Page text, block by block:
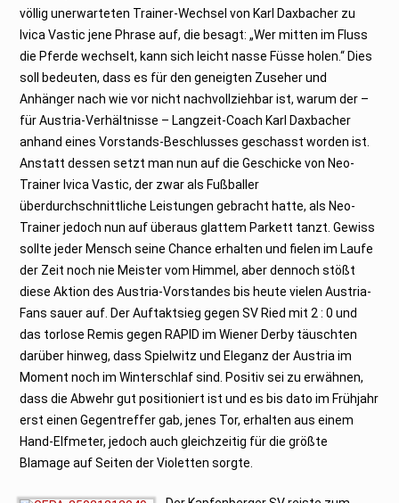
völlig unerwarteten Trainer-Wechsel von Karl Daxbacher zu
Ivica Vastic jene Phrase auf, die besagt: „Wer mitten im Fluss
die Pferde wechselt, kann sich leicht nasse Füsse holen.“ Dies
soll bedeuten, dass es für den geneigten Zuseher und
Anhänger nach wie vor nicht nachvollziehbar ist, warum der –
für Austria-Verhältnisse – Langzeit-Coach Karl Daxbacher
anhand eines Vorstands-Beschlusses geschasst worden ist.
Anstatt dessen setzt man nun auf die Geschicke von Neo-
Trainer Ivica Vastic, der zwar als Fußballer
überdurchschnittliche Leistungen gebracht hatte, als Neo-
Trainer jedoch nun auf überaus glattem Parkett tanzt. Gewiss
sollte jeder Mensch seine Chance erhalten und fielen im Laufe
der Zeit noch nie Meister vom Himmel, aber dennoch stößt
diese Aktion des Austria-Vorstandes bis heute vielen Austria-
Fans sauer auf. Der Auftaktsieg gegen SV Ried mit 2 : 0 und
das torlose Remis gegen RAPID im Wiener Derby täuschten
darüber hinweg, dass Spielwitz und Eleganz der Austria im
Moment noch im Winterschlaf sind. Positiv sei zu erwähnen,
dass die Abwehr gut positioniert ist und es bis dato im Frühjahr
erst einen Gegentreffer gab, jenes Tor, erhalten aus einem
Hand-Elfmeter, jedoch auch gleichzeitig für die größte
Blamage auf Seiten der Violetten sorgte.